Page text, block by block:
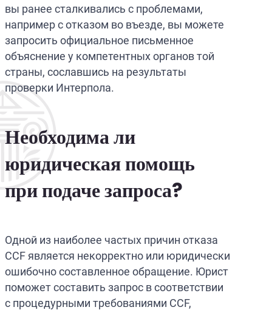
вы ранее сталкивались с проблемами,
например с отказом во въезде, вы можете
запросить официальное письменное
объяснение у компетентных органов той
страны, сославшись на результаты
проверки Интерпола.
Необходима ли
юридическая помощь
при подаче запроса?
Одной из наиболее частых причин отказа
CCF является некорректно или юридически
ошибочно составленное обращение. Юрист
поможет составить запрос в соответствии
с процедурными требованиями CCF,